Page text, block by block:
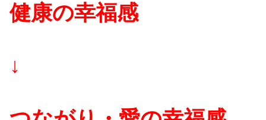
健康の幸福感
↓